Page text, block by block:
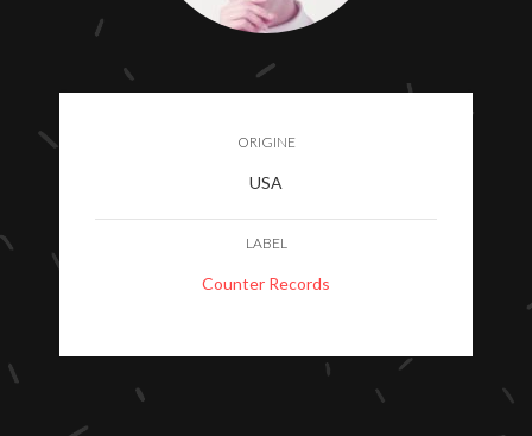
ORIGINE
USA
LABEL
Counter Records